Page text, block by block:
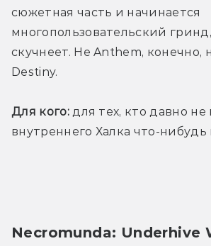
сюжетная часть и начинается
многопользовательский
скучнеет. Не Anthem, конечно,
Destiny.
Для кого: для тех, кто давно не
внутреннего Халка что-
Necromunda: Underhive